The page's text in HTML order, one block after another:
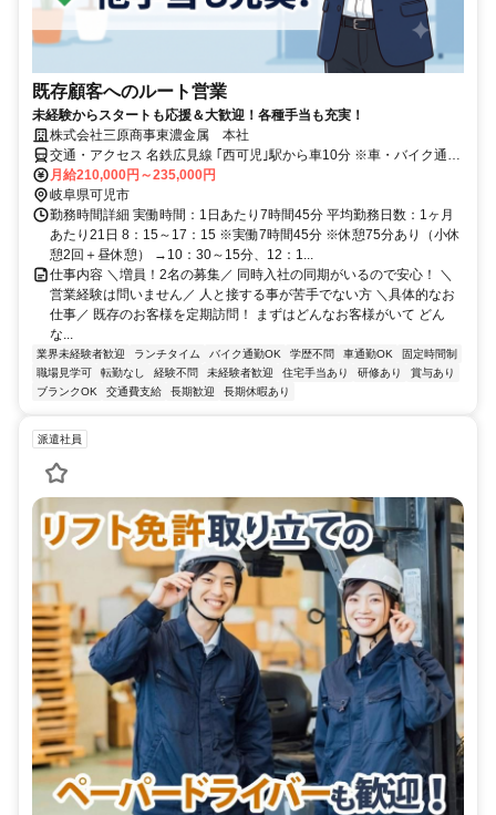
既存顧客へのルート営業
未経験からスタートも応援＆大歓迎！各種手当も充実！
株式会社三原商事東濃金属 本社
交通・アクセス 名鉄広見線 ｢西可児｣駅から車10分 ※車・バイク通勤
OK/駐車場あり
月給210,000円～235,000円
岐阜県可児市
勤務時間詳細 実働時間：1日あたり7時間45分 平均勤務日数：1ヶ月
あたり21日 8：15～17：15 ※実働7時間45分 ※休憩75分あり（小休
憩2回＋昼休憩） →10：30～15分、12：1...
仕事内容 ＼増員！2名の募集／ 同時入社の同期がいるので安心！ ＼
営業経験は問いません／ 人と接する事が苦手でない方 ＼具体的なお
仕事／ 既存のお客様を定期訪問！ まずはどんなお客様がいて どん
な...
業界未経験者歓迎 ランチタイム バイク通勤OK 学歴不問 車通勤OK
固定時間制
職場見学可
転勤なし 経験不問 未経験者歓迎 住宅手当あり 研修あり
賞与あり
ブランクOK
交通費支給 長期歓迎 長期休暇あり
派遣社員